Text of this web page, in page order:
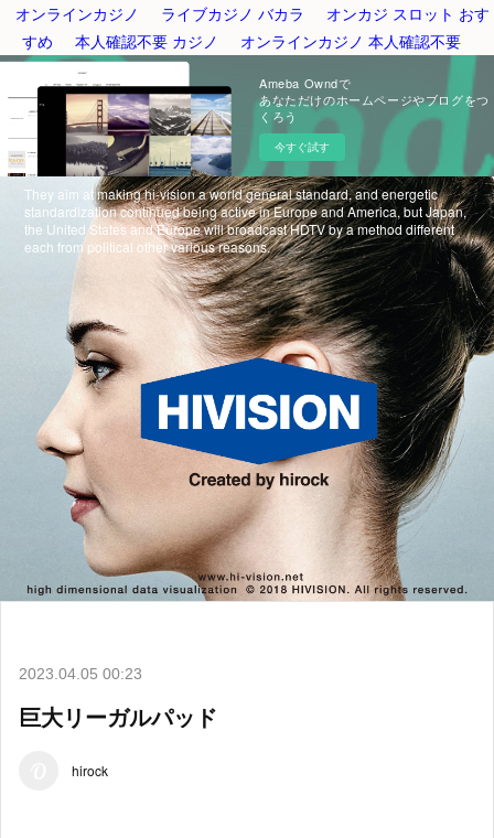
オンラインカジノ ライブカジノ バカラ
オンカジ スロット おす
すめ
本人確認不要 カジノ オンラインカジノ 本人確認不要
Ameba Owndで
あなただけのホームページやブログをつ
くろう
今すぐ試す
2023.04.05 00:23
巨大リーガルパッド
hirock